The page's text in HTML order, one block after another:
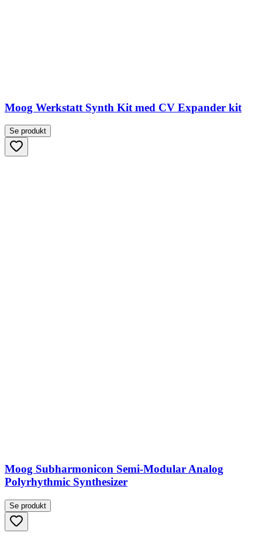
Moog Werkstatt Synth Kit med CV Expander kit
Se produkt
Moog Subharmonicon Semi-Modular Analog
Polyrhythmic Synthesizer
Se produkt